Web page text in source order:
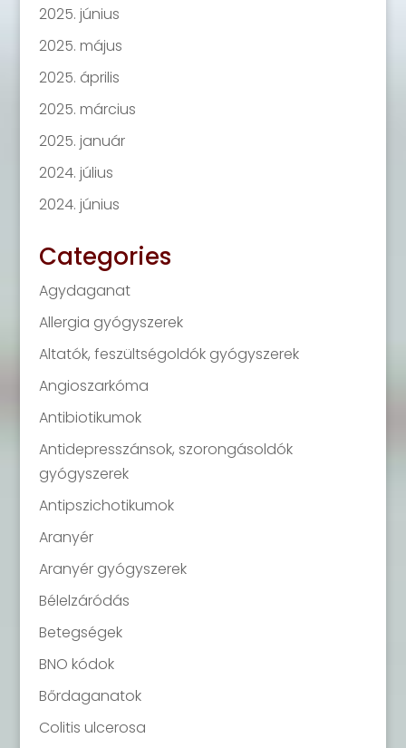
2025. június
2025. május
2025. április
2025. március
2025. január
2024. július
2024. június
Categories
Agydaganat
Allergia gyógyszerek
Altatók, feszültségoldók gyógyszerek
Angioszarkóma
Antibiotikumok
Antidepresszánsok, szorongásoldók
gyógyszerek
Antipszichotikumok
Aranyér
Aranyér gyógyszerek
Bélelzáródás
Betegségek
BNO kódok
Bőrdaganatok
Colitis ulcerosa